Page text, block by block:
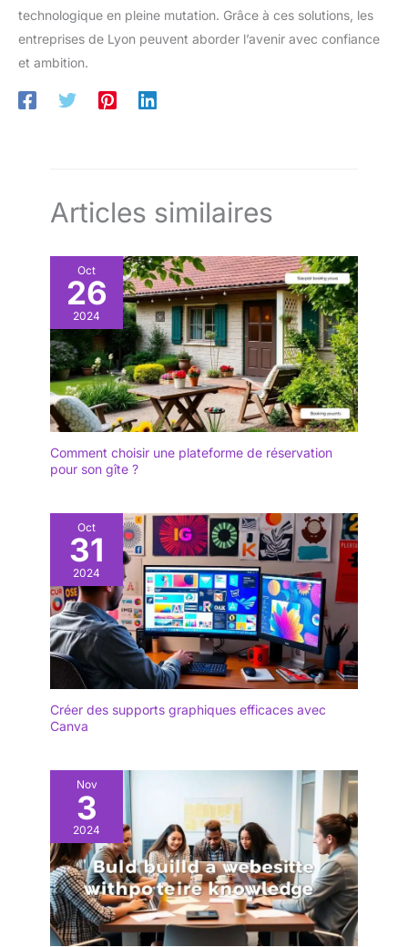
technologique en pleine mutation. Grâce à ces solutions, les
entreprises de Lyon peuvent aborder l’avenir avec confiance
et ambition.
Articles similaires
Oct
26
2024
Comment choisir une plateforme de réservation
pour son gîte ?
Oct
31
2024
Créer des supports graphiques efficaces avec
Canva
Nov
3
2024